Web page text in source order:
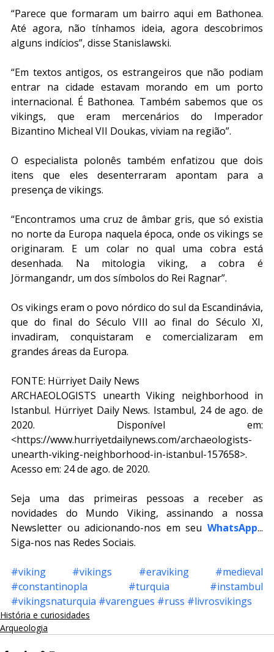
“Parece que formaram um bairro aqui em Bathonea.
Até agora, não tínhamos ideia, agora descobrimos
alguns indícios”, disse Stanislawski.
“Em textos antigos, os estrangeiros que não podiam
entrar na cidade estavam morando em um porto
internacional. É Bathonea. Também sabemos que os
vikings, que eram mercenários do Imperador
Bizantino Micheal VII Doukas, viviam na região”.
O especialista polonês também enfatizou que dois
itens que eles desenterraram apontam para a
presença de vikings.
“Encontramos uma cruz de âmbar gris, que só existia
no norte da Europa naquela época, onde os vikings se
originaram. E um colar no qual uma cobra está
desenhada. Na mitologia viking, a cobra é
Jörmangandr, um dos símbolos do Rei Ragnar”.
Os vikings eram o povo nórdico do sul da Escandinávia,
que do final do Século VIII ao final do Século XI,
invadiram, conquistaram e comercializaram em
grandes áreas da Europa.
FONTE: Hürriyet Daily News
ARCHAEOLOGISTS unearth Viking neighborhood in
Istanbul. Hürriyet Daily News. Istambul, 24 de ago. de
2020. Disponível em:
<https://www.hurriyetdailynews.com/archaeologists-
unearth-viking-neighborhood-in-istanbul-157658>.
Acesso em: 24 de ago. de 2020.
Seja uma das primeiras pessoas a receber as
novidades do Mundo Viking, assinando a nossa
Newsletter ou adicionando-nos em seu WhatsApp...
Siga-nos nas Redes Sociais.
#viking #vikings #eraviking
#medieval
#constantinopla
#turquia
#instambul
#vikingsnaturquia #varengues #russ #livrosvikings
História e curiosidades
Arqueologia